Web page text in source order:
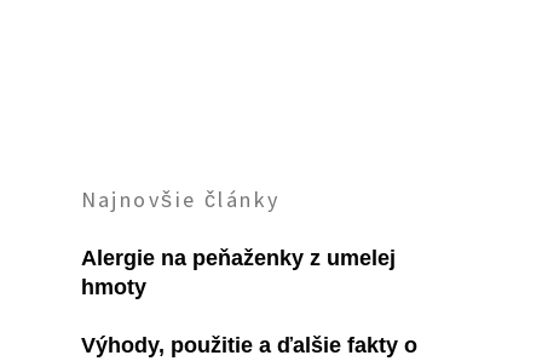
Najnovšie články
Alergie na peňaženky z umelej
hmoty
Výhody, použitie a ďalšie fakty o